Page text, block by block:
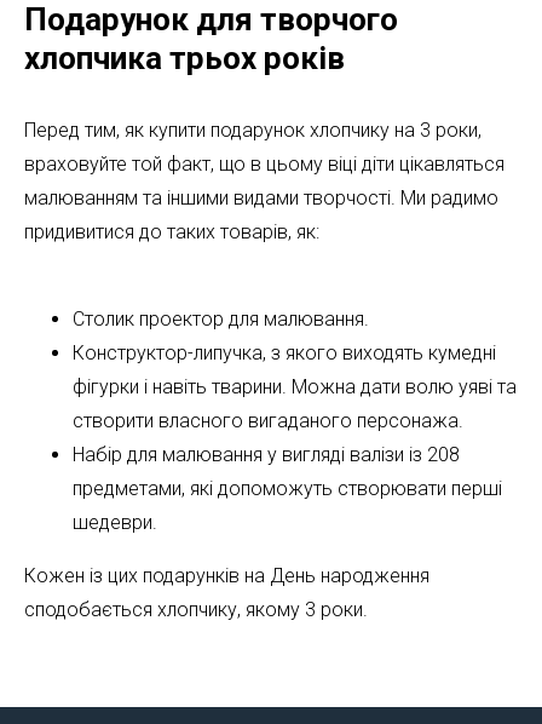
Подарунок для творчого
хлопчика трьох років
Перед тим, як купити подарунок хлопчику на 3 роки,
враховуйте той факт, що в цьому віці діти цікавляться
малюванням та іншими видами творчості. Ми радимо
придивитися до таких товарів, як:
Столик проектор для малювання.
Конструктор-липучка, з якого виходять кумедні
фігурки і навіть тварини. Можна дати волю уяві та
створити власного вигаданого персонажа.
Набір для малювання у вигляді валізи із 208
предметами, які допоможуть створювати перші
шедеври.
Кожен із цих подарунків на День народження
сподобається хлопчику, якому 3 роки.